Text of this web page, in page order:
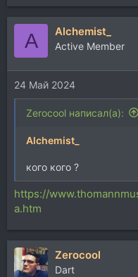
A Alchemist_
Active Member
24 Май 2024
Zerocool написал(а):
Alchemist_
кого кого ?
https://
a.htm
Zerocool
Dart